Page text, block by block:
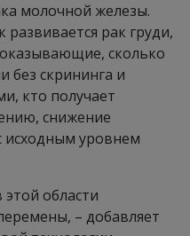
молочной железы.
развивается рак груди,
сколько
без скрининга и
кто получает
снижение
исходным уровнем
этой области
– добавляет